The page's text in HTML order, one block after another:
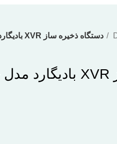
دستگاه ذخیره ساز XVR بادیگارد مدل BG MR-XVR-8008R-GS